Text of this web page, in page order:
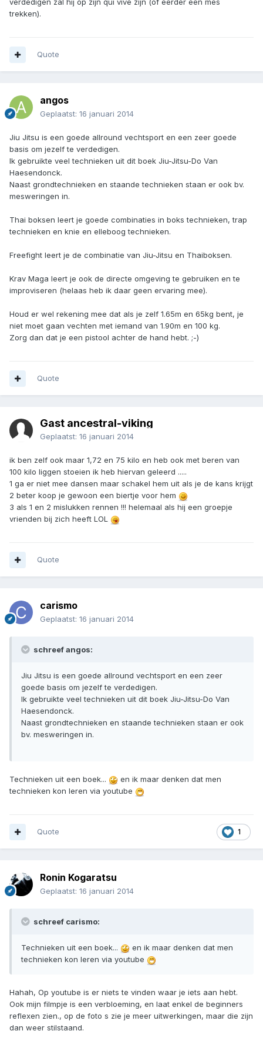
verdedigen zal hij op zijn qui vive zijn (of eerder een mes
trekken).
Quote
angos
Geplaatst: 16 januari 2014
Jiu Jitsu is een goede allround vechtsport en een zeer goede
basis om jezelf te verdedigen.
Ik gebruikte veel technieken uit dit boek Jiu-Jitsu-Do Van
Haesendonck.
Naast grondtechnieken en staande technieken staan er ook bv.
mesweringen in.
Thai boksen leert je goede combinaties in boks technieken, trap
technieken en knie en elleboog technieken.
Freefight leert je de combinatie van Jiu-Jitsu en Thaiboksen.
Krav Maga leert je ook de directe omgeving te gebruiken en te
improviseren (helaas heb ik daar geen ervaring mee).
Houd er wel rekening mee dat als je zelf 1.65m en 65kg bent, je
niet moet gaan vechten met iemand van 1.90m en 100 kg.
Zorg dan dat je een pistool achter de hand hebt. ;-)
Quote
Gast ancestral-viking
Geplaatst: 16 januari 2014
ik ben zelf ook maar 1,72 en 75 kilo en heb ook met beren van
100 kilo liggen stoeien ik heb hiervan geleerd .....
1 ga er niet mee dansen maar schakel hem uit als je de kans krijgt
2 beter koop je gewoon een biertje voor hem
3 als 1 en 2 mislukken rennen !!! helemaal als hij een groepje
vrienden bij zich heeft LOL
Quote
carismo
Geplaatst: 16 januari 2014
schreef angos:
Jiu Jitsu is een goede allround vechtsport en een zeer
goede basis om jezelf te verdedigen.
Ik gebruikte veel technieken uit dit boek Jiu-Jitsu-Do Van
Haesendonck.
Naast grondtechnieken en staande technieken staan er ook
bv. mesweringen in.
Technieken uit een boek...
en ik maar denken dat men
technieken kon leren via youtube
1
Quote
Ronin Kogaratsu
Geplaatst: 16 januari 2014
schreef carismo:
Technieken uit een boek...
en ik maar denken dat men
technieken kon leren via youtube
Hahah, Op youtube is er niets te vinden waar je iets aan hebt.
Ook mijn filmpje is een verbloeming, en laat enkel de beginners
reflexen zien., op de foto s zie je meer uitwerkingen, maar die zijn
dan weer stilstaand.